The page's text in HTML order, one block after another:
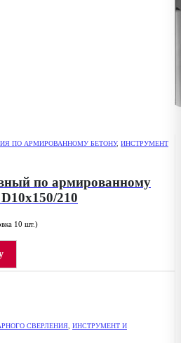
ПО АРМИРОВАННОМУ БЕТОНУ, ИНСТРУМЕНТ
по армированному
210
10 шт.)
СВЕРЛЕНИЯ ИНСТРУМЕНТ И